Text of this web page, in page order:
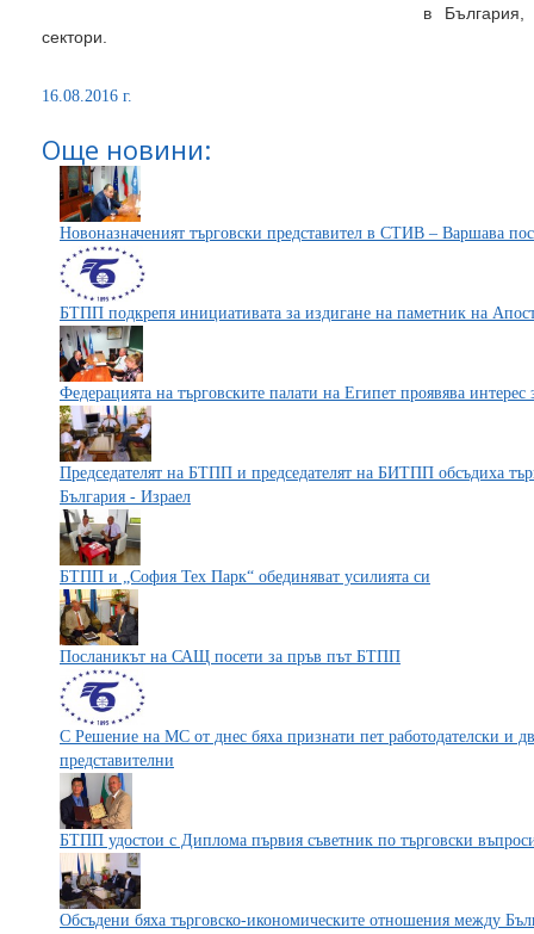
в България,
сектори.
16.08.2016 г.
Още новини:
Новоназначеният търговски представител в СТИВ – Варшава
БТПП подкрепя инициативата за издигане на паметник на
Федерацията на търговските палати на Египет проявява
Председателят на БТПП и председателят на БИТПП обсъдиха
България - Израел
БТПП и „София Тех Парк“ обединяват усилията си
Посланикът на САЩ посети за пръв път БТПП
С Решение на MС от днес бяха признати пет работодателски и
представителни
БТПП удостои с Диплома първия съветник по търговски
Обсъдени бяха търговско-икономическите отношения между